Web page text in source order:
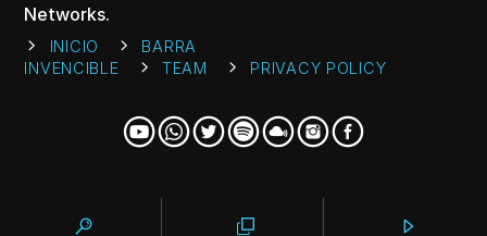
Networks.
INICIO
BARRA
INVENCIBLE
TEAM PRIVACY POLICY